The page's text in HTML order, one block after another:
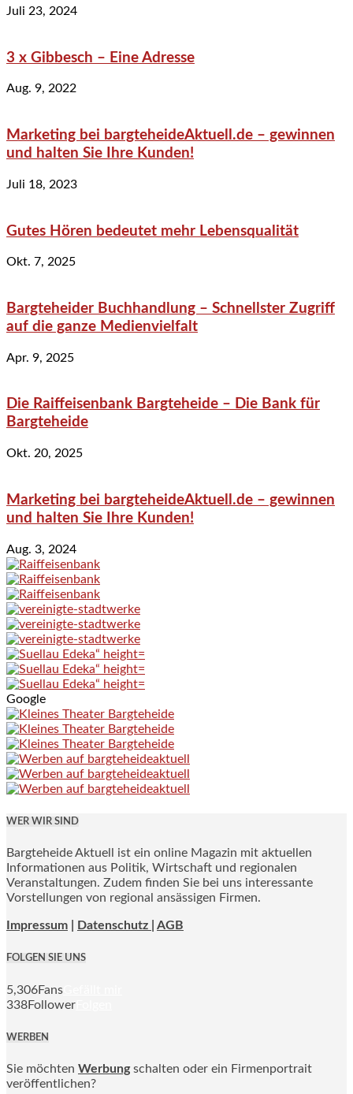
Juli 23, 2024
3 x Gibbesch – Eine Adresse
Aug. 9, 2022
Marketing bei bargteheideAktuell.de – gewinnen
und halten Sie Ihre Kunden!
Juli 18, 2023
Gutes Hören bedeutet mehr Lebensqualität
Okt. 7, 2025
Bargteheider Buchhandlung – Schnellster Zugriff
auf die ganze Medienvielfalt
Apr. 9, 2025
Die Raiffeisenbank Bargteheide – Die Bank für
Bargteheide
Okt. 20, 2025
Marketing bei bargteheideAktuell.de – gewinnen
und halten Sie Ihre Kunden!
Aug. 3, 2024
Google
WER WIR SIND
Bargteheide Aktuell ist ein online Magazin mit aktuellen
Informationen aus Politik, Wirtschaft und regionalen
Veranstaltungen. Zudem finden Sie bei uns interessante
Vorstellungen von regional ansässigen Firmen.
Impressum Datenschutz | AGB
FOLGEN SIE UNS
5,306Fans
338Follower
WERBEN
Sie möchten Werbung schalten oder ein Firmenportrait
veröffentlichen?